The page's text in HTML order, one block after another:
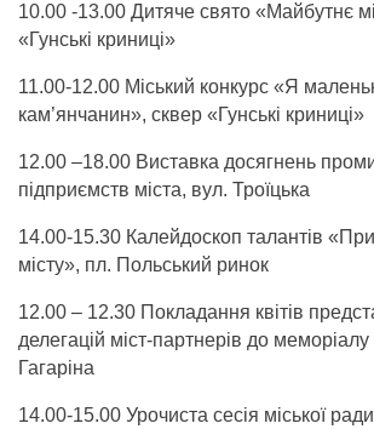
10.00 -13.00 Дитяче свято «Майбутнє
«Гунські криниці»
11.00-12.00 Міський конкурс «Я
кам’янчанин», сквер «Гунські криниці»
12.00 –18.00 Виставка досягнень
підприємств міста, вул. Троїцька
14.00-15.30 Калейдоскоп талантів
місту», пл. Польський ринок
12.00 – 12.30 Покладання квітів
делегацій міст-партнерів до
Гагаріна
14.00-15.00 Урочиста сесія міської